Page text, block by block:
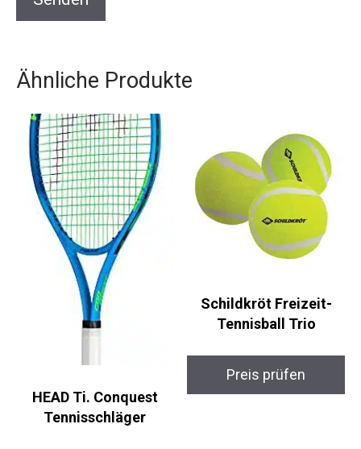
Ähnliche Produkte
HEAD Ti. Conquest
Tennisschläger
Schildkröt Freizeit-
Tennisball Trio
Preis prüfen